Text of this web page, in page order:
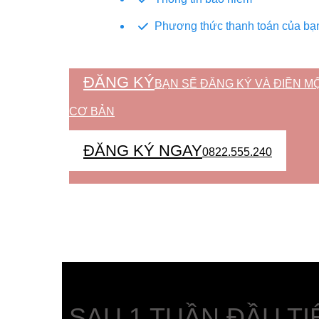
Phương thức thanh toán của
ĐĂNG KÝ BẠN SẼ ĐĂNG KÝ VÀ ĐIỀN
CƠ BẢN
ĐĂNG KÝ NGAY0822.555.240